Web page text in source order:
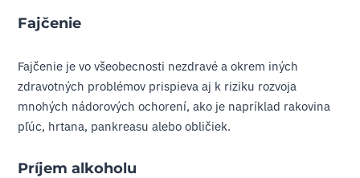
Fajčenie
Fajčenie je vo všeobecnosti nezdravé a okrem iných
zdravotných problémov prispieva aj k riziku rozvoja
mnohých nádorových ochorení, ako je napríklad rakovina
pľúc, hrtana, pankreasu alebo obličiek.
Príjem alkoholu